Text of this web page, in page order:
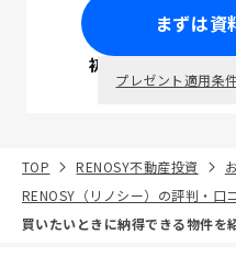
まずは資
初回面談で
プレゼント適用条
TOP RENOSY不動産投資
RENOSY（リノシー）の評判・口
買いたいときに納得できる物件を